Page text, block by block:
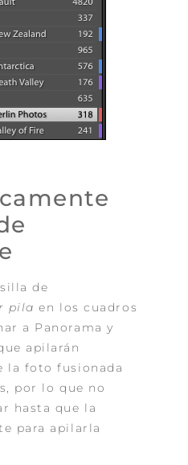
de
pila en los cuadros
a Panorama y
apilarán
la foto fusionada
por lo que no
hasta que la
para apilarla